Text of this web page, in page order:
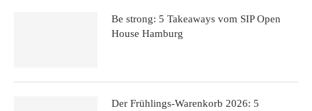
Be strong: 5 Takeaways vom SIP Open
House Hamburg
Der Frühlings-Warenkorb 2026: 5